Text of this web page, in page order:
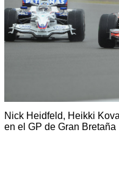
Nick Heidfeld, Heikki
en el GP de Gran Bretaña